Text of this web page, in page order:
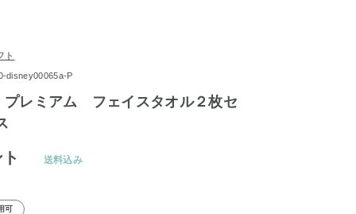
ト
disney00065a-P
レミアム フェイスタオル２枚セ
送料込み
可